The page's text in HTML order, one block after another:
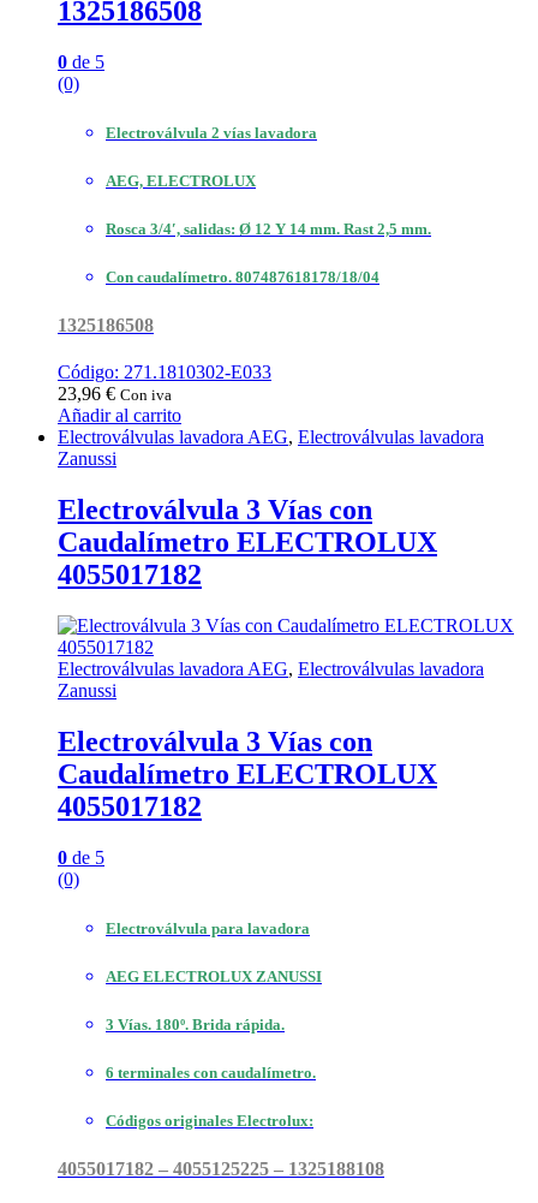
1325186508
0 de 5
(0)
Electroválvula 2 vías lavadora
AEG, ELECTROLUX
Rosca 3/4′, salidas: Ø 12 Y 14 mm. Rast 2,5 mm.
Con caudalímetro. 807487618178/18/04
1325186508
Código: 271.1810302-E033
23,96 € Con iva
Añadir al carrito
Electroválvulas lavadora AEG, Electroválvulas lavadora
Zanussi
Electroválvula 3 Vías con
Caudalímetro ELECTROLUX
4055017182
Electroválvulas lavadora AEG, Electroválvulas lavadora
Zanussi
Electroválvula 3 Vías con
Caudalímetro ELECTROLUX
4055017182
0 de 5
(0)
Electroválvula para lavadora
AEG ELECTROLUX ZANUSSI
3 Vías. 180º. Brida rápida.
6 terminales con caudalímetro.
Códigos originales Electrolux:
4055017182 – 4055125225 – 1325188108